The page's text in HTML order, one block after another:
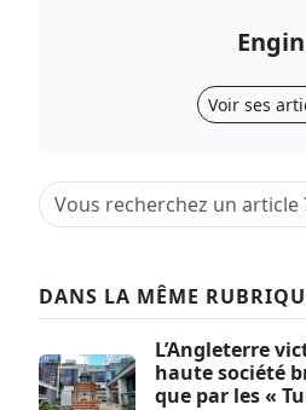
Engin
Voir ses
DANS LA MÊME
L’Angleterre
haute société
que par les «